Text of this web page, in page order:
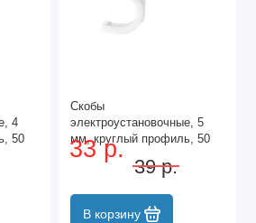
4
50
Скобы
электроустановочные, 5
мм, круглый профиль, 50
шт Сибртех
33 р.
39 р.
В корзину